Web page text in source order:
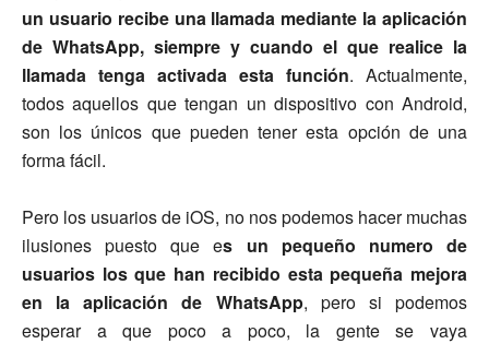
un usuario recibe una llamada mediante la aplicación
de WhatsApp, siempre y cuando el que realice la
llamada tenga activada esta función. Actualmente,
todos aquellos que tengan un dispositivo con Android,
son los únicos que pueden tener esta opción de una
forma fácil.
Pero los usuarios de iOS, no nos podemos hacer muchas
ilusiones puesto que es un pequeño numero de
usuarios los que han recibido esta pequeña mejora
en la aplicación de WhatsApp, pero si podemos
esperar a que poco a poco, la gente se vaya